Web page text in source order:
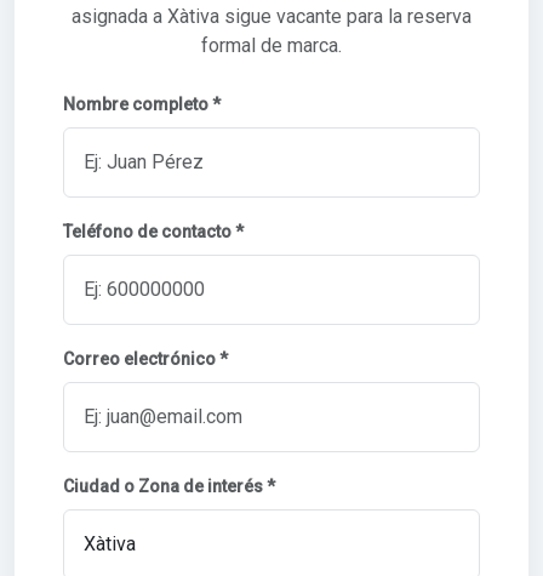
asignada a Xàtiva sigue vacante para la reserva
formal de marca.
Nombre completo *
Teléfono de contacto *
Correo electrónico *
Ciudad o Zona de interés *